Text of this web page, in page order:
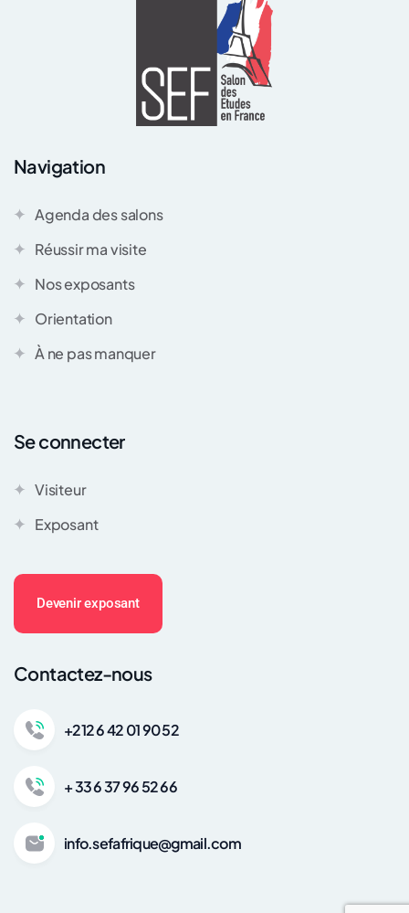
Navigation
Agenda des salons
Réussir ma visite
Nos exposants
Orientation
À ne pas manquer
Se connecter
Visiteur
Exposant
Devenir exposant
Contactez-nous
+212 6 42 01 90 52
+ 33 6 37 96 52 66
info.sefafrique@gmail.com